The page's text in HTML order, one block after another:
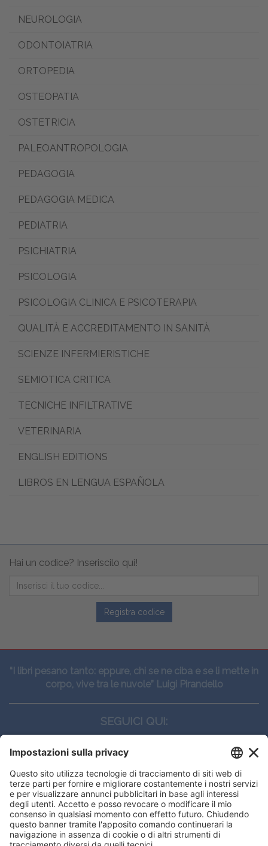
NEUROLOGIA
ODONTOIATRIA
ORTOPEDIA
OSTEOPATIA
OSTETRICIA
PALEOANTROPOLOGIA
PEDAGOGIA
PEDAGOGIA MEDICA
PEDIATRIA
PSICHIATRIA
PSICOLOGIA
PSICOLOGIA CLINICA E PSICOTERAPIA
QUALITÀ E ACCREDITAMENTO IN SANITÀ
SCIENZE INFERMIERISTICHE
SEMIOTICA CRITICA
TECNICHE INFILTRATIVE
VETERINARIA
ENGLISH EDITIONS
LIBROS EN LENGUA ESPAÑOLA
Hai un codice? Inseriscilo qui!
Registra codice
“I libri pesano tanto: eppure, chi se ne ciba e se li mette in
corpo, vive tra le nuvole” Luigi Pirandello
SEGUICI QUI:
CONTATTI
Edi.Ermes srl
Viale E. Forlanini, 21 - 20134, Milano
(+39)027021121